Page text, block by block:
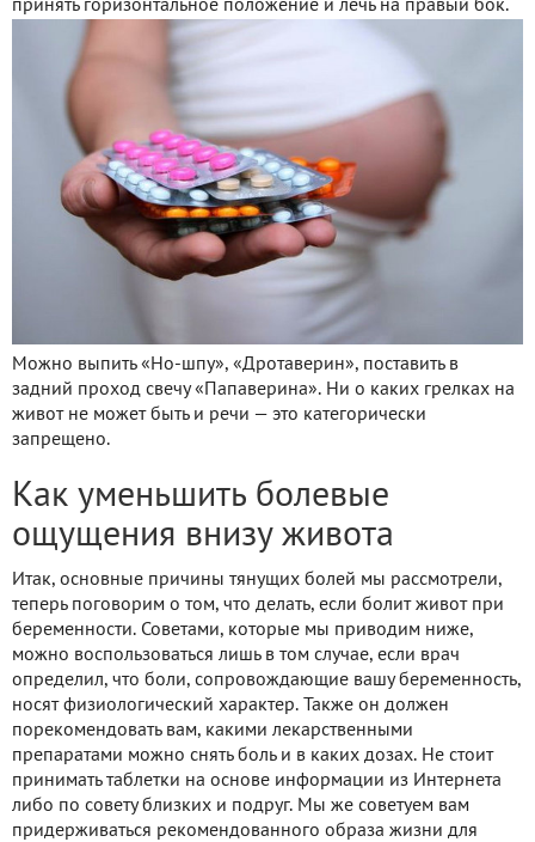
принять горизонтальное положение и лечь на правый бок.
Можно выпить «Но-шпу», «Дротаверин», поставить в
задний проход свечу «Папаверина». Ни о каких грелках на
живот не может быть и речи — это категорически
запрещено.
Как уменьшить болевые
ощущения внизу живота
Итак, основные причины тянущих болей мы рассмотрели,
теперь поговорим о том, что делать, если болит живот при
беременности. Советами, которые мы приводим ниже,
можно воспользоваться лишь в том случае, если врач
определил, что боли, сопровождающие вашу беременность,
носят физиологический характер. Также он должен
порекомендовать вам, какими лекарственными
препаратами можно снять боль и в каких дозах. Не стоит
принимать таблетки на основе информации из Интернета
либо по совету близких и подруг. Мы же советуем вам
придерживаться рекомендованного образа жизни для